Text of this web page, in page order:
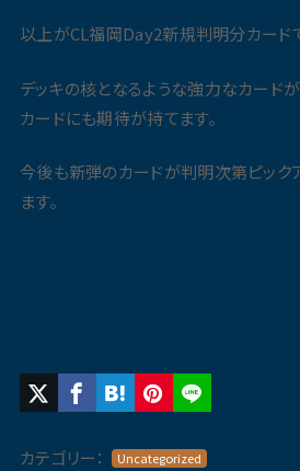
以上がCL福岡Day2新規判明分カード
デッキの核となるような強力なカード
カードにも期待が持てます。
今後も新弾のカードが判明次第ピック
ます。
カテゴリー： Uncategorized